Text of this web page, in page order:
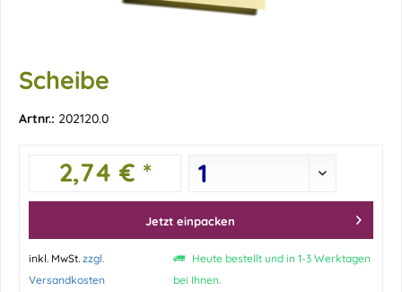
Scheibe
Artnr.: 202120.0
2,74 € *
Jetzt einpacken
inkl. MwSt. zzgl.
Versandkosten
Heute bestellt und in 1-3 Werktagen
bei Ihnen.